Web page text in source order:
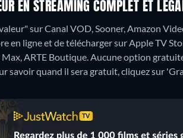
EN STREAMING COMPLET ET
sur Canal VOD, Sooner, Amazon
en ligne et de télécharger sur Apple TV
ARTE Boutique.Aucune option
savoir quand il sera gratuit, cliquez sur